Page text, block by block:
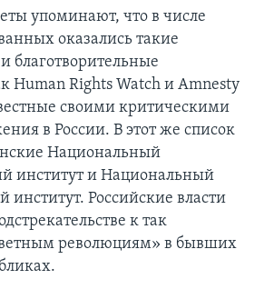
упоминают, что в числе
оказались такие
благотворительные
Human Rights Watch и Amnesty
своими критическими
в России. В этот же список
Национальный
институт и Национальный
институт. Российские власти
к так
революциям» в бывших